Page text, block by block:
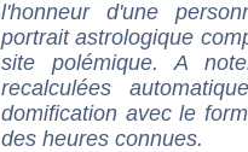
l'honneur d'une
portrait astrologique
site polémique. A
recalculées
domification avec le
des heures connues.